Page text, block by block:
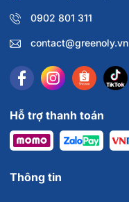
0902 801 311
contact@greenoly.vn
Hỗ trợ thanh toán
Thông tin